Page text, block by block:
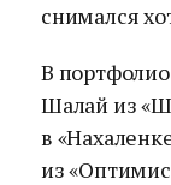
снимался
В
Шалай из
в
из